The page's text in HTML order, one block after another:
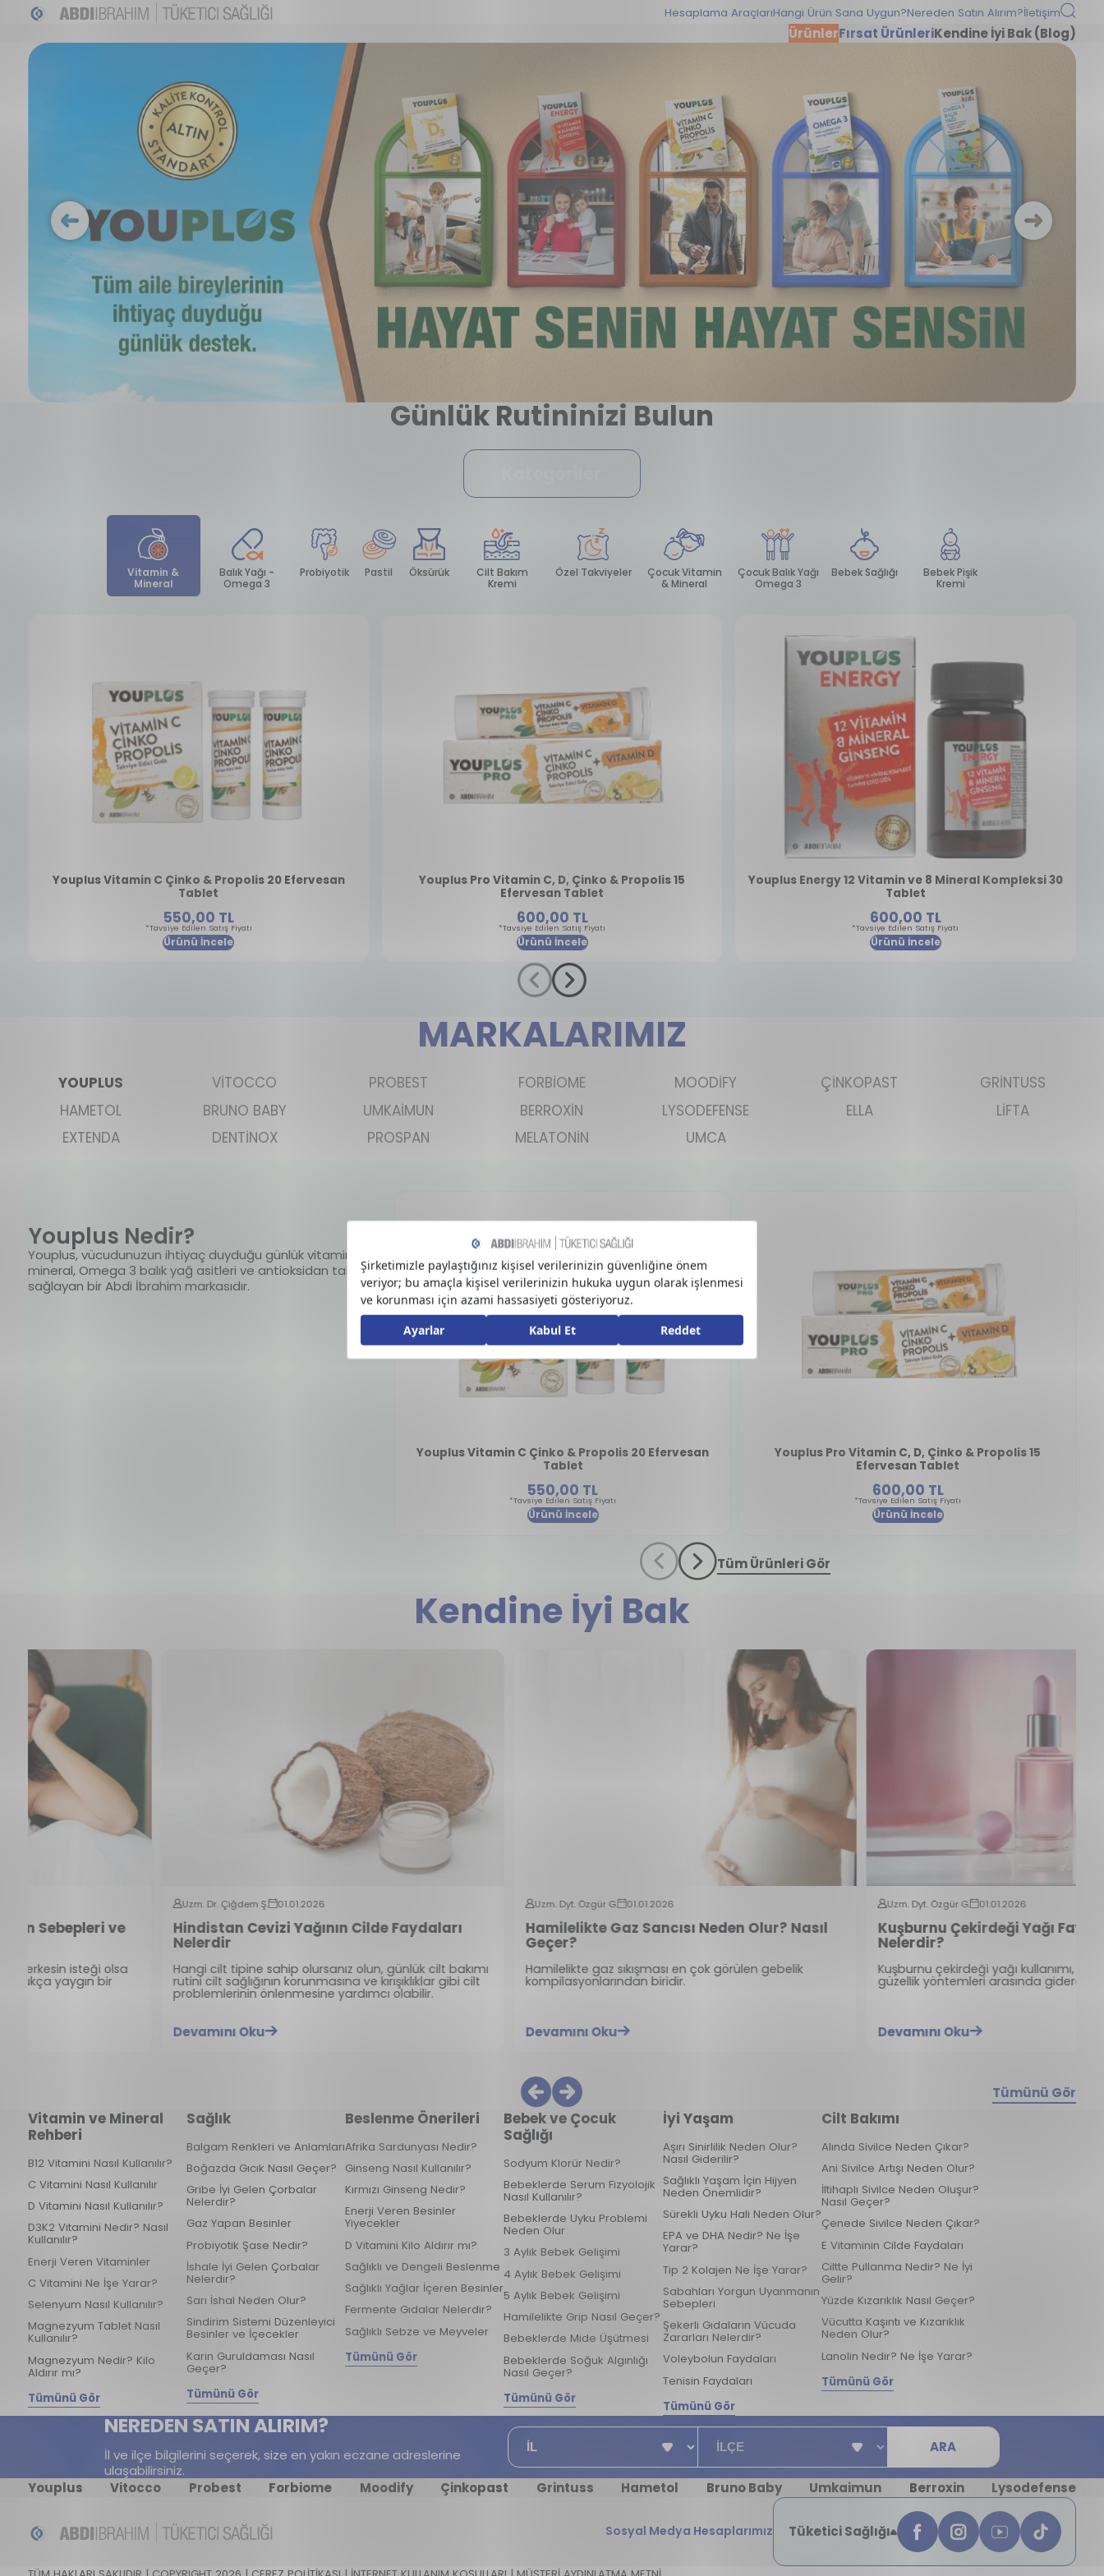
Hesaplama AraçlarıHangi Ürün Sana Uygun?Nereden Satın Alırım?İletişim
ÜrünlerFırsat ÜrünleriKendine İyi Bak (Blog)
Günlük Rutininizi Bulun
Vitamin &
Mineral
Balık Yağı -
Omega 3
Pastil Öksürük
Cilt Bakım
Kremi
Çocuk Vitamin
& Mineral
Çocuk Balık Yağı
Youplus Vitamin C Çinko & Propolis 20 Efervesan
Tablet
550,00 TL
*Tavsiye Edilen Satış Fiyatı
Ürünü İncele
Youplus Pro Vitamin C, D, Çinko & Propolis 15
Efervesan Tablet
600,00 TL
*Tavsiye Edilen Satış Fiyatı
Ürünü İncele
Youplus Energy 12 Vitamin ve 8 Mineral Kompleksi 30
Tablet
600,00 TL
*Tavsiye Edilen Satış Fiyatı
Ürünü İncele
MARKALARIMIZ
YOUPLUS VİTOCCO PROBEST FORBİOME MOODİFY ÇİNKOPAST
GRİNTUSS
HAMETOL
BRUNO BABY UMKAİMUN BERROXİN LYSODEFENSE ELLA
LİFTA
EXTENDA
DENTİNOX PROSPAN MELATONİN UMCA
Youplus Nedir?
Youplus, vücudunuzun ihtiyaç duyduğu günlük vitamin,
mineral, Omega 3 balık yağ asitleri ve antioksidan takviyesi
sağlayan bir Abdi İbrahim markasıdır.
Youplus Vitamin C Çinko & Propolis 20 Efervesan
Tablet
550,00 TL
*Tavsiye Edilen Satış Fiyatı
Ürünü İncele
Youplus Pro Vitamin C, D, Çinko & Propolis 15
Efervesan Tablet
600,00 TL
*Tavsiye Edilen Satış Fiyatı
Ürünü İncele
Tüm Ürünleri Gör
Kendine İyi Bak
01.01.2026
Hindistan Cevizi Yağının Cilde Faydaları
Nelerdir
Hangi cilt tipine sahip olursanız olun, günlük cilt bakımı
rutini cilt sağlığının korunmasına ve kırışıklıklar gibi cilt
problemlerinin önlenmesine yardımcı olabilir.
01.01.2026
Hamilelikte Gaz Sancısı Neden Olur? Nasıl
Geçer?
Hamilelikte gaz sıkışması en çok görülen gebelik
kompilasyonlarından biridir.
01.01.2026
Kuşburnu Çekirdeği Yağı Faydaları
Kuşburnu çekirdeği yağı kullanımı, doğal sağlık ve
güzellik yöntemleri arasında giderek yaygınlaşıyor.
Tümünü Gör
Vitamin ve Mineral
Rehberi
B12 Vitamini Nasıl Kullanılır?
C Vitamini Nasıl Kullanılır
D Vitamini Nasıl Kullanılır?
D3K2 Vitamini Nedir? Nasıl
Kullanılır?
Enerji Veren Vitaminler
C Vitamini Ne İşe Yarar?
Selenyum Nasıl Kullanılır?
Magnezyum Tablet Nasıl
Kullanılır?
Magnezyum Nedir? Kilo
Aldırır mı?
Tümünü Gör
Sağlık
Balgam Renkleri ve Anlamları
Boğazda Gıcık Nasıl Geçer?
Gribe İyi Gelen Çorbalar
Nelerdir?
Gaz Yapan Besinler
Probiyotik Şase Nedir?
İshale İyi Gelen Çorbalar
Nelerdir?
Sarı İshal Neden Olur?
Sindirim Sistemi Düzenleyici
Besinler ve İçecekler
Karın Guruldaması Nasıl
Geçer?
Tümünü Gör
Beslenme Önerileri
Afrika Sardunyası Nedir?
Ginseng Nasıl Kullanılır?
Kırmızı Ginseng Nedir?
Enerji Veren Besinler
Yiyecekler
D Vitamini Kilo Aldırır mı?
Sağlıklı ve Dengeli Beslenme
Sağlıklı Yağlar İçeren Besinler
Fermente Gıdalar Nelerdir?
Sağlıklı Sebze ve Meyveler
Tümünü Gör
Bebek ve Çocuk
Sağlığı
Sodyum Klorür Nedir?
Bebeklerde Serum Fizyolojik
Nasıl Kullanılır?
Bebeklerde Uyku Problemi
Neden Olur
3 Aylık Bebek Gelişimi
4 Aylık Bebek Gelişimi
5 Aylık Bebek Gelişimi
Hamilelikte Grip Nasıl Geçer?
Bebeklerde Mide Üşütmesi
Bebeklerde Soğuk Algınlığı
Nasıl Geçer?
Tümünü Gör
İyi Yaşam
Aşırı Sinirlilik Neden Olur?
Nasıl Giderilir?
Sağlıklı Yaşam İçin Hijyen
Neden Önemlidir?
Sürekli Uyku Hali Neden Olur?
EPA ve DHA Nedir? Ne İşe
Yarar?
Tip 2 Kolajen Ne İşe Yarar?
Sabahları Yorgun Uyanmanın
Sebepleri
Şekerli Gıdaların Vücuda
Zararları Nelerdir?
Voleybolun Faydaları
Tenisin Faydaları
Tümünü Gör
Cilt Bakımı
Alında Sivilce Neden Çıkar?
Ani Sivilce Artışı Neden Olur?
İltihaplı Sivilce Neden Oluşur?
Nasıl Geçer?
Çenede Sivilce Neden Çıkar?
E Vitaminin Cilde Faydaları
Ciltte Pullanma Nedir? Ne İyi
Gelir?
Yüzde Kızarıklık Nasıl Geçer?
Vücutta Kaşıntı ve Kızarıklık
Neden Olur?
Lanolin Nedir? Ne İşe Yarar?
Tümünü Gör
NEREDEN SATIN ALIRIM?
İl ve ilçe bilgilerini seçerek, size en yakın eczane adreslerine
ulaşabilirsiniz.
İl İlçe
ARA
Youplus Vitocco Probest Forbiome Moodify Çinkopast Grintuss Hametol Bruno Baby Umkaimun Berroxin Lysodefense
Sosyal Medya Hesaplarımız Tüketici Sağlığı